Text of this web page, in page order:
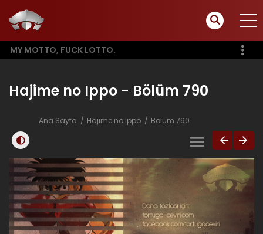
MY MOTTO, FUCK LOTTO.
Hajime no Ippo - Bölüm 790
Ana Sayfa Hajime no Ippo Bölüm 790